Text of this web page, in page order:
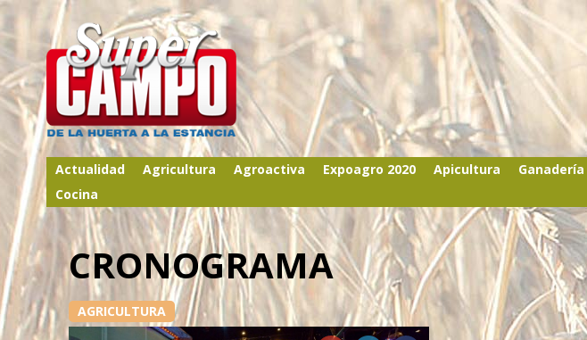
Actualidad Agricultura Agroactiva Expoagro 2020 Apicultura Ganadería
Cocina
CRONOGRAMA
AGRICULTURA